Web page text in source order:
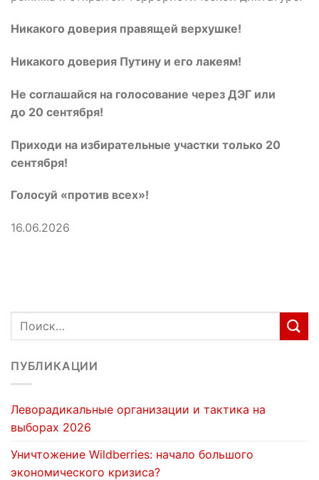
Никакого доверия правящей верхушке!
Никакого доверия Путину и его лакеям!
Не соглашайся на голосование через ДЭГ или
до 20 сентября!
Приходи на избирательные участки только 20
сентября!
Голосуй «против всех»!
16.06.2026
ПУБЛИКАЦИИ
Леворадикальные организации и тактика на
выборах 2026
Уничтожение Wildberries: начало большого
экономического кризиса?